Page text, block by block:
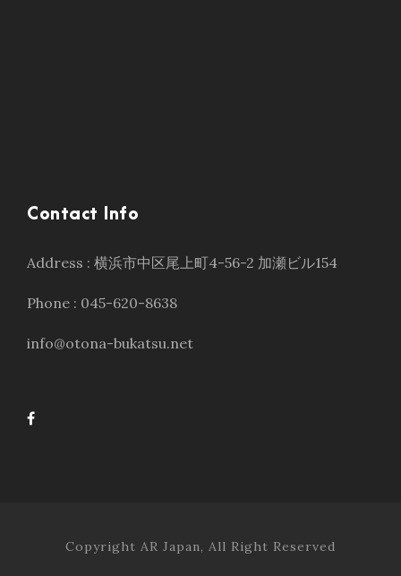
Contact Info
Address : 横浜市中区尾上町4-56-2 加瀬ビル154
Phone : 045-620-8638
info@otona-bukatsu.net
Copyright AR Japan, All Right Reserved